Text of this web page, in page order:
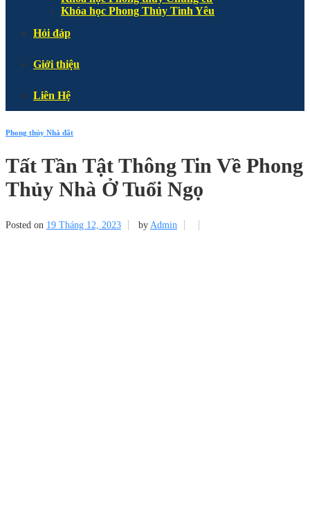
Khóa học Phong Thủy Tình Yêu
Hỏi đáp
Giới thiệu
Liên Hệ
Phong thủy Nhà đất
Tất Tần Tật Thông Tin Về Phong
Thủy Nhà Ở Tuổi Ngọ
Posted on 19 Tháng 12, 2023 by Admin